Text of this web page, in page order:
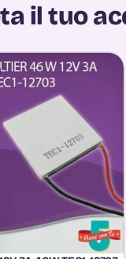
il tuo